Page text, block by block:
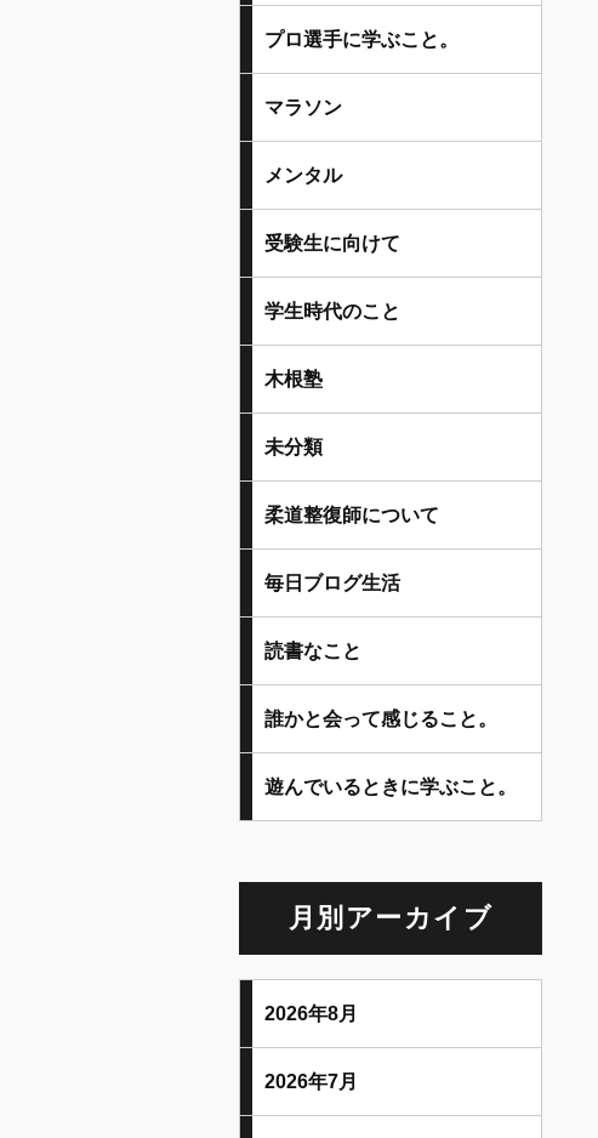
プロ選手に学ぶこと。
マラソン
メンタル
受験生に向けて
学生時代のこと
木根塾
未分類
柔道整復師について
毎日ブログ生活
読書なこと
誰かと会って感じること。
遊んでいるときに学ぶこと。
月別アーカイブ
2026年8月
2026年7月